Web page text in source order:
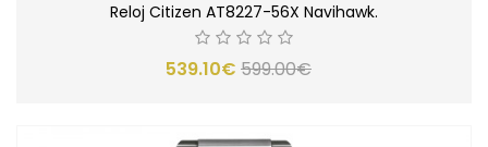
Reloj Citizen AT8227-56X Navihawk.
539.10€ 599.00€